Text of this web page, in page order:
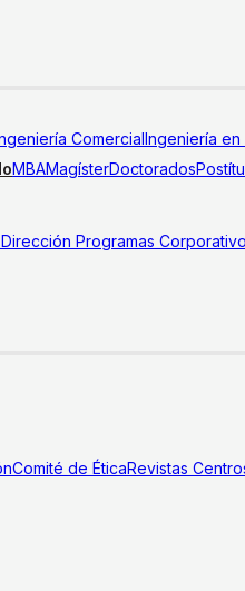
ComercialIngeniería
MBAMagísterDoctorados
Programas
Comité de ÉticaRevistas